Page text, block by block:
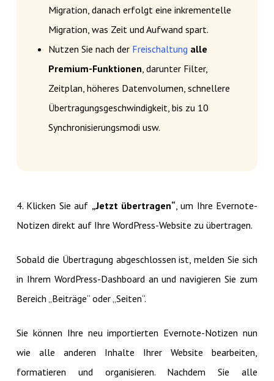
Migration, danach erfolgt eine inkrementelle
Migration, was Zeit und Aufwand spart.
Nutzen Sie nach der Freischaltung alle
Premium-Funktionen, darunter Filter,
Zeitplan, höheres Datenvolumen, schnellere
Übertragungsgeschwindigkeit, bis zu 10
Synchronisierungsmodi usw.
4. Klicken Sie auf „Jetzt übertragen“, um Ihre Evernote-
Notizen direkt auf Ihre WordPress-Website zu übertragen.
Sobald die Übertragung abgeschlossen ist, melden Sie sich
in Ihrem WordPress-Dashboard an und navigieren Sie zum
Bereich „Beiträge“ oder „Seiten“.
Sie können Ihre neu importierten Evernote-Notizen nun
wie alle anderen Inhalte Ihrer Website bearbeiten,
formatieren und organisieren. Nachdem Sie alle